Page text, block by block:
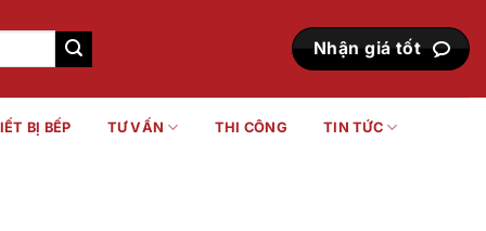
Nhận giá tốt
BỊ BẾP TƯ VẤN THI CÔNG TIN TỨC